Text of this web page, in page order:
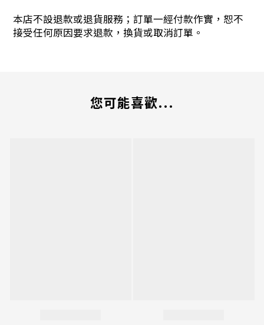
本店不設退款或退貨服務；訂單一經付款作實，恕不
接受任何原因要求退款，換貨或取消訂單。
您可能喜歡...